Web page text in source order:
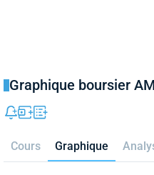
Graphique boursier
Cours Graphique